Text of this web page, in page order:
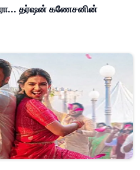
ஹீரோ... தர்ஷன் கணேசனின்